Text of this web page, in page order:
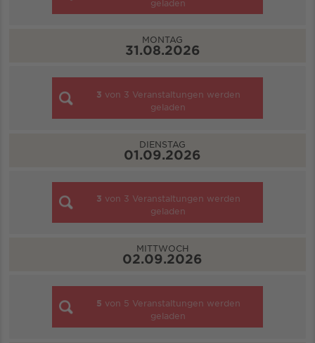
geladen
MONTAG
31.08.2026
3 von 3 Veranstaltungen werden
geladen
DIENSTAG
01.09.2026
3 von 3 Veranstaltungen werden
geladen
MITTWOCH
02.09.2026
5 von 5 Veranstaltungen werden
geladen